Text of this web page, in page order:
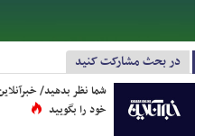
در بحث مشارکت کنید
شما نظر بدهید/
خود را بگویید